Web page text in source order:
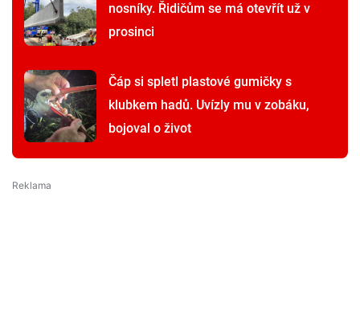
nosníky. Řidičům se má otevřít už v
prosinci
Čáp si spletl plastové gumičky s
klubkem hadů. Uvízly mu v zobáku,
bojoval o život